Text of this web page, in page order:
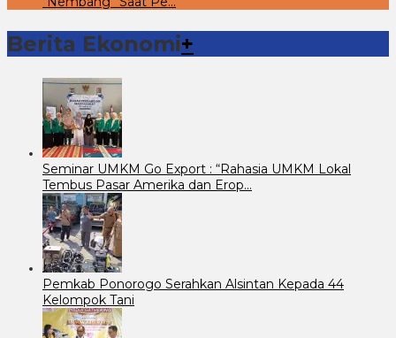
Berita Ekonomi+
Seminar UMKM Go Export : “Rahasia UMKM Lokal
Tembus Pasar Amerika dan Erop…
Pemkab Ponorogo Serahkan Alsintan Kepada 44
Kelompok Tani